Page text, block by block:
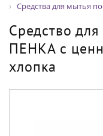
Средства для мытья
Средство
ПЕНКА с
хлопка